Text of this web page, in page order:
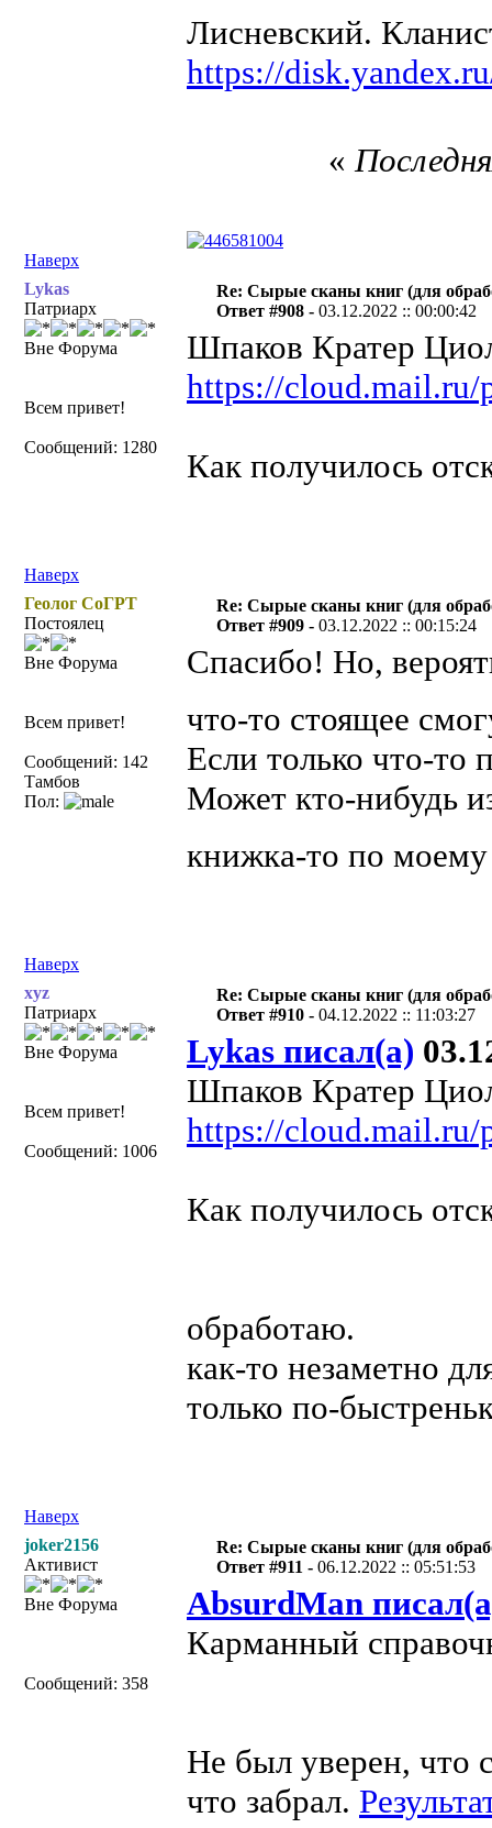
Лисневский.
https://
Наверх
«
Lykas
Патриарх
Вне Форума
Всем привет!
Сообщений: 1280
Re: Сырые сканы книг (для
Ответ #908 -03.12.2022 :: 00:00:42
Шпаков Кратер
https://
Как получилось
Наверх
Геолог СоГРТ
Постоялец
Вне Форума
Всем привет!
Сообщений: 142
Тамбов
Пол:
Re: Сырые сканы книг (для
Ответ #909 -03.12.2022 :: 00:15:24
Спасибо! Но,
что-то стоящее
Если только что-то
Может кто-нибудь
книжка-то по
Наверх
xyz
Патриарх
Вне Форума
Всем привет!
Сообщений: 1006
Re: Сырые сканы книг (для
Ответ #910 -04.12.2022 :: 11:03:27
Lykas писал(а)
Шпаков Кратер
https://
Как получилось
обработаю.
как-то незаметно
только по-
Наверх
joker2156
Активист
Вне Форума
Сообщений: 358
Re: Сырые сканы книг (для
Ответ #911 -06.12.2022 :: 05:51:53
AbsurdMan
Карманный
Не был уверен, что
что забрал.